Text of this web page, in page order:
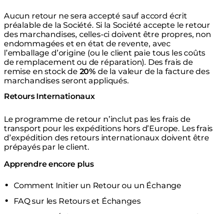
Aucun retour ne sera accepté sauf accord écrit
préalable de la Société. Si la Société accepte le retour
des marchandises, celles-ci doivent être propres, non
endommagées et en état de revente, avec
l’emballage d’origine (ou le client paie tous les coûts
de remplacement ou de réparation). Des frais de
remise en stock de 20% de la valeur de la facture des
marchandises seront appliqués.
Retours Internationaux
Le programme de retour n’inclut pas les frais de
transport pour les expéditions hors d’Europe. Les frais
d’expédition des retours internationaux doivent être
prépayés par le client.
Apprendre encore plus
Comment Initier un Retour ou un Échange
FAQ sur les Retours et Échanges